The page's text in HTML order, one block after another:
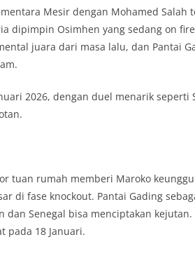
Mesir dengan Mohamed Salah
dipimpin Osimhen yang sedang on
juara dari masa lalu, dan Pantai
2026, dengan duel menarik seperti
tuan rumah memberi Maroko
di fase knockout. Pantai Gading
Senegal bisa menciptakan kejutan.
pada 18 Januari.